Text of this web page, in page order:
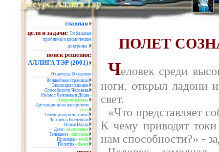
главная
цели и задачи: Глобальные
проблемы и космические
доктрины
поиск решения:
АЛЛИГА ТЭР (2001)
От автора. О ссылках
Волшебные страницы
Эволюция психики
Способности Человека
Космос Человека и Душа -
Антропокосмос
Дистанционное восприятие -
суть
Телепортация человека
Человек и Вселенная
Новая Наука
Дети - воспитание
Телекинез - способы
Примеры - work
Политик - басня
ПОЛЕТ
Человек среди
ноги, открыл ладони
свет.
«Что представляет
К чему приводят
нам способности?» -